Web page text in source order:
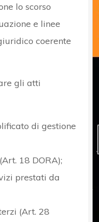
lo scorso
e linee
coerente
gli atti
di gestione
18 DORA);
prestati da
(Art. 28